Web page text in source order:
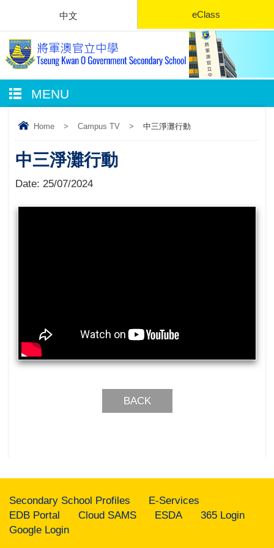
中文 eClass
MENU
Home > Campus TV > 中三淨灘行動
中三淨灘行動
Date: 25/07/2024
BACK
Secondary School Profiles
E-Services
EDB Portal
Cloud SAMS ESDA
365 Login
Google Login